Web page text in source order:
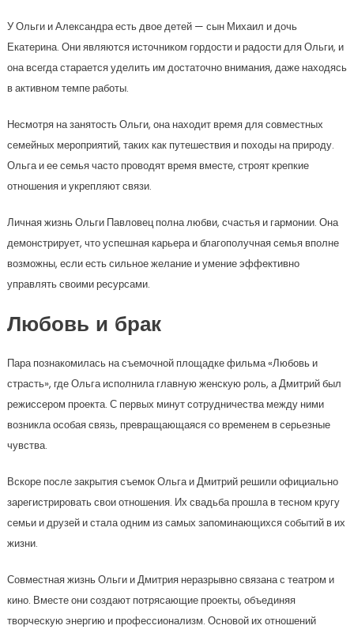
У Ольги и Александра есть двое детей — сын Михаил и дочь
Екатерина. Они являются источником гордости и радости для Ольги, и
она всегда старается уделить им достаточно внимания, даже находясь
в активном темпе работы.
Несмотря на занятость Ольги, она находит время для совместных
семейных мероприятий, таких как путешествия и походы на природу.
Ольга и ее семья часто проводят время вместе, строят крепкие
отношения и укрепляют связи.
Личная жизнь Ольги Павловец полна любви, счастья и гармонии. Она
демонстрирует, что успешная карьера и благополучная семья вполне
возможны, если есть сильное желание и умение эффективно
управлять своими ресурсами.
Любовь и брак
Пара познакомилась на съемочной площадке фильма «Любовь и
страсть», где Ольга исполнила главную женскую роль, а Дмитрий был
режиссером проекта. С первых минут сотрудничества между ними
возникла особая связь, превращающаяся со временем в серьезные
чувства.
Вскоре после закрытия съемок Ольга и Дмитрий решили официально
зарегистрировать свои отношения. Их свадьба прошла в тесном кругу
семьи и друзей и стала одним из самых запоминающихся событий в их
жизни.
Совместная жизнь Ольги и Дмитрия неразрывно связана с театром и
кино. Вместе они создают потрясающие проекты, объединяя
творческую энергию и профессионализм. Основой их отношений